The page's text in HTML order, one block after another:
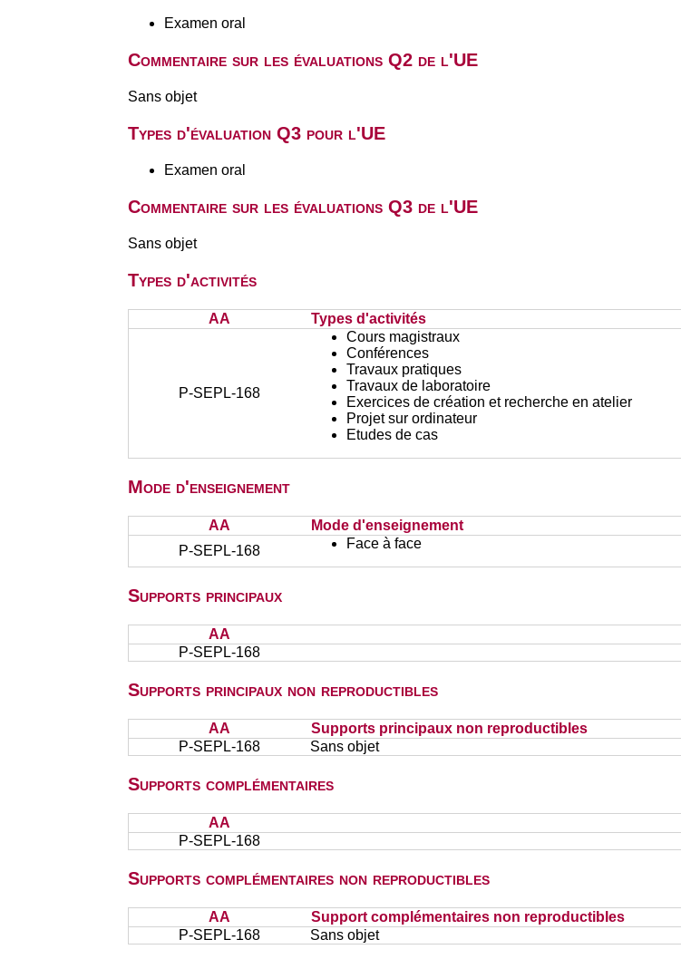
Examen oral
Commentaire sur les évaluations Q2 de l'UE
Sans objet
Types d'évaluation Q3 pour l'UE
Examen oral
Commentaire sur les évaluations Q3 de l'UE
Sans objet
Types d'activités
AA Types d'activités
P-SEPL-168
Cours magistraux
Conférences
Travaux pratiques
Travaux de laboratoire
Exercices de création et recherche en atelier
Projet sur ordinateur
Etudes de cas
Mode d'enseignement
AA
Mode d'enseignement
P-SEPL-168
Face à face
Supports principaux
AA
P-SEPL-168
Supports principaux non reproductibles
AA
Supports principaux non reproductibles
P-SEPL-168
Sans objet
Supports complémentaires
AA
P-SEPL-168
Supports complémentaires non reproductibles
AA
Support complémentaires non reproductibles
P-SEPL-168
Sans objet